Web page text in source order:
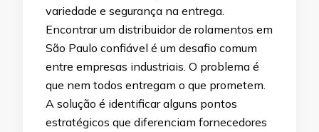
variedade e segurança na entrega.
Encontrar um distribuidor de rolamentos em
São Paulo confiável é um desafio comum
entre empresas industriais. O problema é
que nem todos entregam o que prometem.
A solução é identificar alguns pontos
estratégicos que diferenciam fornecedores